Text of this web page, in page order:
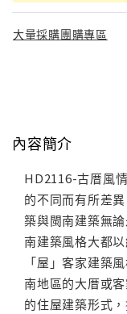
大量採購團購專區
內容簡介
HD2116-古厝風
的不同而有所差
築與閩南建築無
南建築風格大都
「屋」客家建築
南地區的大厝或
的住屋建築形式